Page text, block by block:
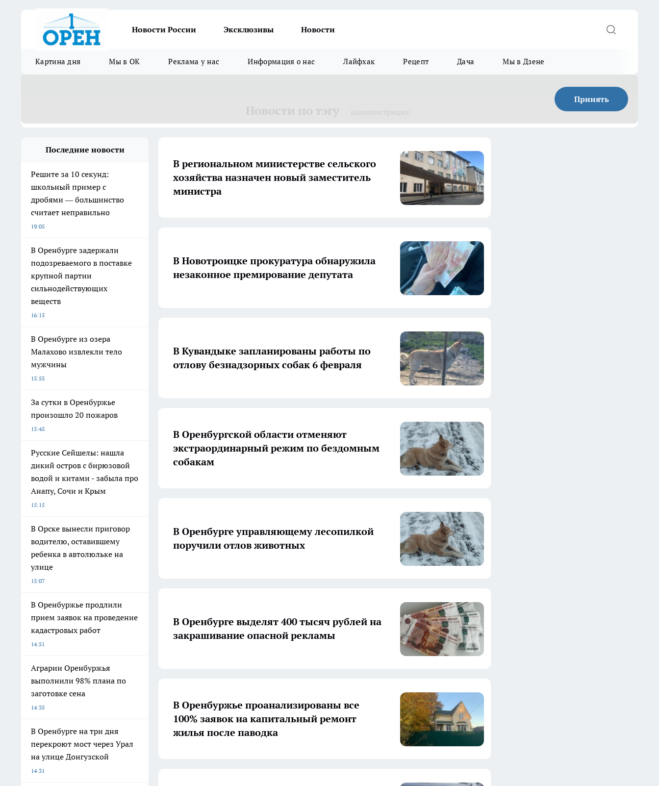
Новости России Эксклюзивы Новости
Картина дня Мы в ОК Реклама у нас Информация о нас Лайфхак Рецепт Дача Мы в Дзене
Принять
Последние новости
Решите за 10 секунд:
школьный пример с
дробями — большинство
считает неправильно
19:05
В Оренбурге задержали
подозреваемого в поставке
крупной партии
сильнодействующих
веществ
16:15
В Оренбурге из озера
Малахово извлекли тело
мужчины
15:55
За сутки в Оренбуржье
произошло 20 пожаров
15:45
Русские Сейшелы: нашла
дикий остров с бирюзовой
водой и китами - забыла про
Анапу, Сочи и Крым
15:15
В Орске вынесли приговор
водителю, оставившему
ребенка в автолюльке на
улице
15:07
В Оренбуржье продлили
прием заявок на проведение
кадастровых работ
14:51
Аграрии Оренбуржья
выполнили 98% плана по
заготовке сена
14:35
В Оренбурге на три дня
перекроют мост через Урал
на улице Донгузской
14:31
В региональном министерстве сельского
хозяйства назначен новый заместитель
министра
В Новотроицке прокуратура обнаружила
незаконное премирование депутата
В Кувандыке запланированы работы по
отлову безнадзорных собак 6 февраля
В Оренбургской области отменяют
экстраординарный режим по бездомным
собакам
В Оренбурге управляющему лесопилкой
поручили отлов животных
В Оренбурге выделят 400 тысяч рублей на
закрашивание опасной рекламы
В Оренбуржье проанализированы все
100% заявок на капитальный ремонт
жилья после паводка